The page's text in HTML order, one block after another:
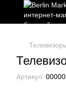
Артикул: